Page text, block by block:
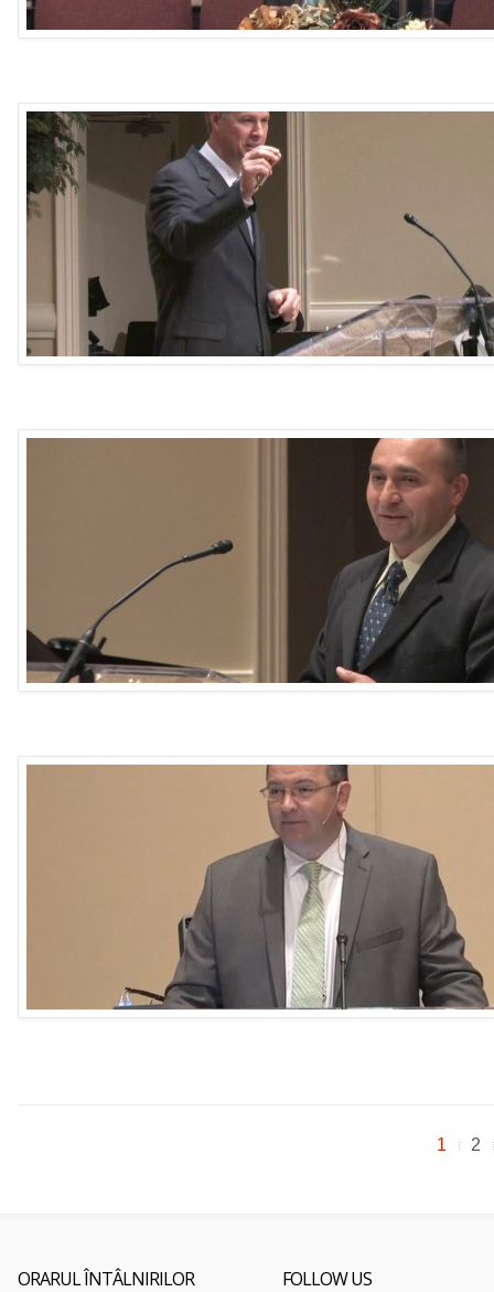
1 2
ORARUL ÎNTÂLNIRILOR FOLLOW US